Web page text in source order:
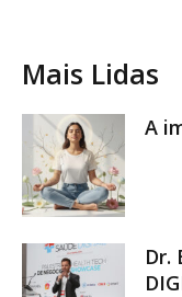
Mais Lidas
A
Dr.